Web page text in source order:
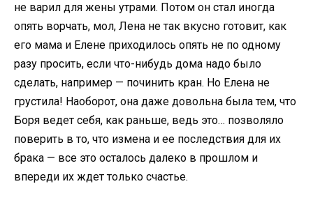
не варил для жены утрами. Потом он стал иногда
опять ворчать, мол, Лена не так вкусно готовит, как
его мама и Елене приходилось опять не по одному
разу просить, если что-нибудь дома надо было
сделать, например — починить кран. Но Елена не
грустила! Наоборот, она даже довольна была тем, что
Боря ведет себя, как раньше, ведь это… позволяло
поверить в то, что измена и ее последствия для их
брака — все это осталось далеко в прошлом и
впереди их ждет только счастье.